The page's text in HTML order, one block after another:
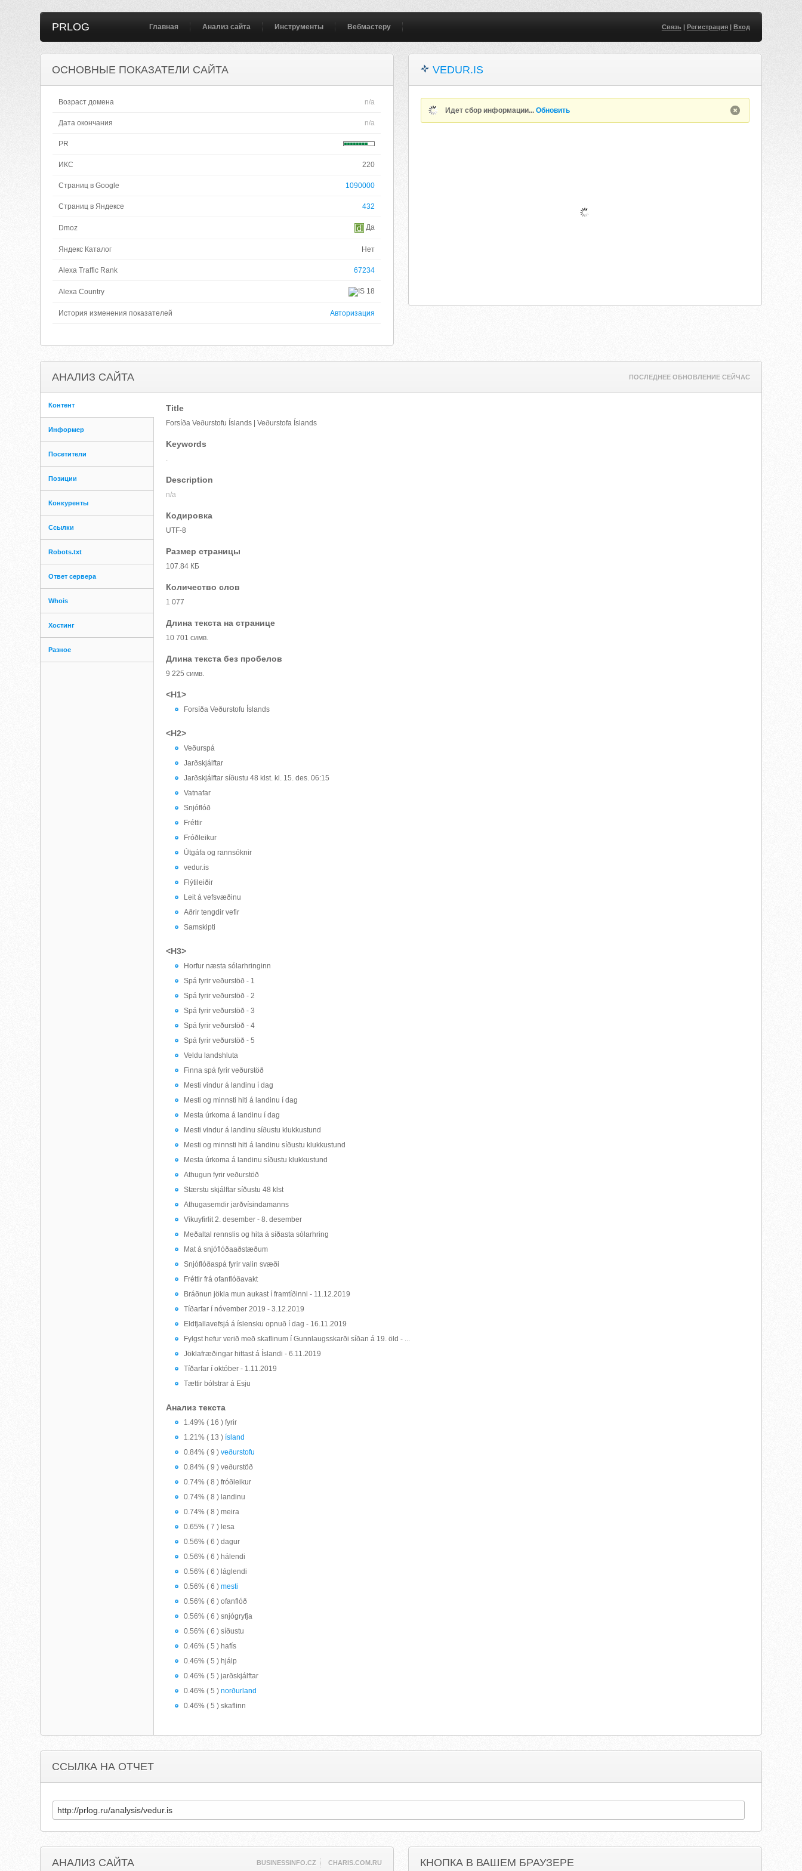
PRLOG Главная Анализ сайта Инструменты Вебмастеру Связь| Регистрация| Вход
ОСНОВНЫЕ ПОКАЗАТЕЛИ САЙТА
Возраст домена n/a
Дата окончания n/a
PR
ИКС 220
Страниц в Google 1090000
Страниц в Яндексе 432
Dmoz Да
Яндекс Каталог Нет
Alexa Traffic Rank 67234
Alexa Country 18
История изменения показателей Авторизация
VEDUR.IS
Идет сбор информации...Обновить
АНАЛИЗ САЙТА ПОСЛЕДНЕЕ ОБНОВЛЕНИЕ СЕЙЧАС
Контент
Информер
Посетители
Позиции
Конкуренты
Ссылки
Robots.txt
Ответ сервера
Whois
Хостинг
Разное
Title
Forsíða Veðurstofu Íslands | Veðurstofa Íslands
Keywords
.
Description
n/a
Кодировка
UTF-8
Размер страницы
107.84 КБ
Количество слов
1 077
Длина текста на странице
10 701 симв.
Длина текста без пробелов
9 225 симв.
<H1>
Forsíða Veðurstofu Íslands
<H2>
Veðurspá
Jarðskjálftar
Jarðskjálftar síðustu 48 klst. kl. 15. des. 06:15
Vatnafar
Snjóflóð
Fréttir
Fróðleikur
Útgáfa og rannsóknir
vedur.is
Flýtileiðir
Leit á vefsvæðinu
Aðrir tengdir vefir
Samskipti
<H3>
Horfur næsta sólarhringinn
Spá fyrir veðurstöð - 1
Spá fyrir veðurstöð - 2
Spá fyrir veðurstöð - 3
Spá fyrir veðurstöð - 4
Spá fyrir veðurstöð - 5
Veldu landshluta
Finna spá fyrir veðurstöð
Mesti vindur á landinu í dag
Mesti og minnsti hiti á landinu í dag
Mesta úrkoma á landinu í dag
Mesti vindur á landinu síðustu klukkustund
Mesti og minnsti hiti á landinu síðustu klukkustund
Mesta úrkoma á landinu síðustu klukkustund
Athugun fyrir veðurstöð
Stærstu skjálftar síðustu 48 klst
Athugasemdir jarðvísindamanns
Vikuyfirlit 2. desember - 8. desember
Meðaltal rennslis og hita á síðasta sólarhring
Mat á snjóflóðaaðstæðum
Snjóflóðaspá fyrir valin svæði
Fréttir frá ofanflóðavakt
Bráðnun jökla mun aukast í framtíðinni - 11.12.2019
Tíðarfar í nóvember 2019 - 3.12.2019
Eldfjallavefsjá á íslensku opnuð í dag - 16.11.2019
Fylgst hefur verið með skaflinum í Gunnlaugsskarði síðan á 19. öld - ...
Jöklafræðingar hittast á Íslandi - 6.11.2019
Tíðarfar í október - 1.11.2019
Tættir bólstrar á Esju
Анализ текста
1.49% ( 16 ) fyrir
1.21% ( 13 ) ísland
0.84% ( 9 )veðurstofu
0.84% ( 9 ) veðurstöð
0.74% ( 8 ) fróðleikur
0.74% ( 8 ) landinu
0.74% ( 8 ) meira
0.65% ( 7 ) lesa
0.56% ( 6 ) dagur
0.56% ( 6 ) hálendi
0.56% ( 6 ) láglendi
0.56% ( 6 )mesti
0.56% ( 6 ) ofanflóð
0.56% ( 6 ) snjógryfja
0.56% ( 6 ) síðustu
0.46% ( 5 ) hafís
0.46% ( 5 ) hjálp
0.46% ( 5 ) jarðskjálftar
0.46% ( 5 )norðurland
0.46% ( 5 ) skaflinn
ССЫЛКА НА ОТЧЕТ
АНАЛИЗ САЙТА BUSINESSINFO.CZ CHARIS.COM.RU КНОПКА В ВАШЕМ БРАУЗЕРЕ